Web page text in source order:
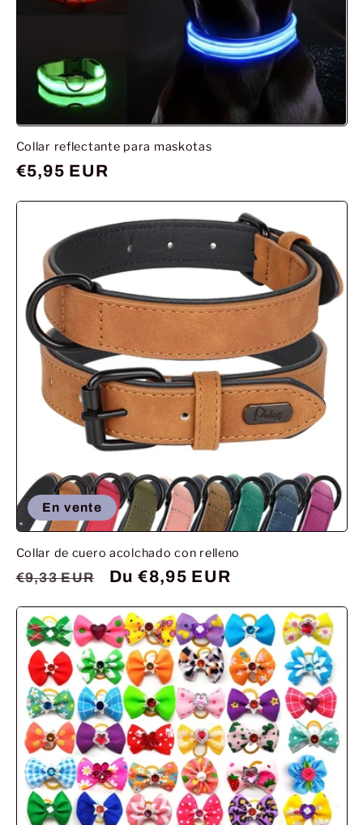
Collar reflectante para maskotas
Prix
€5,95 EUR
En vente
Collar de cuero acolchado con relleno
Prix
€9,33 EUR
Prix
Du €8,95 EUR